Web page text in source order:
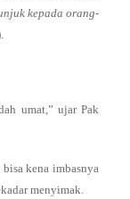
kepada orang-
umat,” ujar Pak
kena imbasnya
menyimak.